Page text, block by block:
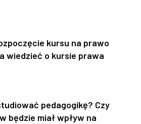
kursu na prawo
wiedzieć o kursie prawa
pedagogikę? Czy
będzie miał wpływ na